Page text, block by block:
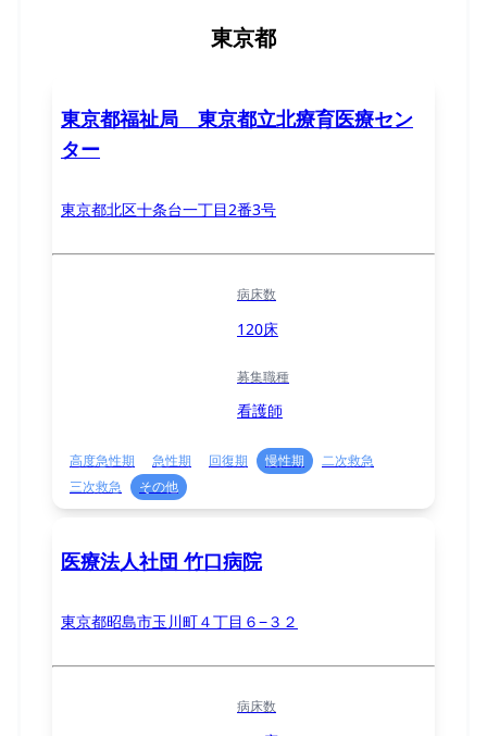
東京都
東京都福祉局 東京都立北療育医療セン
ター
東京都北区十条台一丁目2番3号
病床数
120床
募集職種
看護師
高度急性期 急性期 回復期 慢性期
二次救急
三次救急
その他
医療法人社団 竹口病院
東京都昭島市玉川町４丁目６−３２
病床数